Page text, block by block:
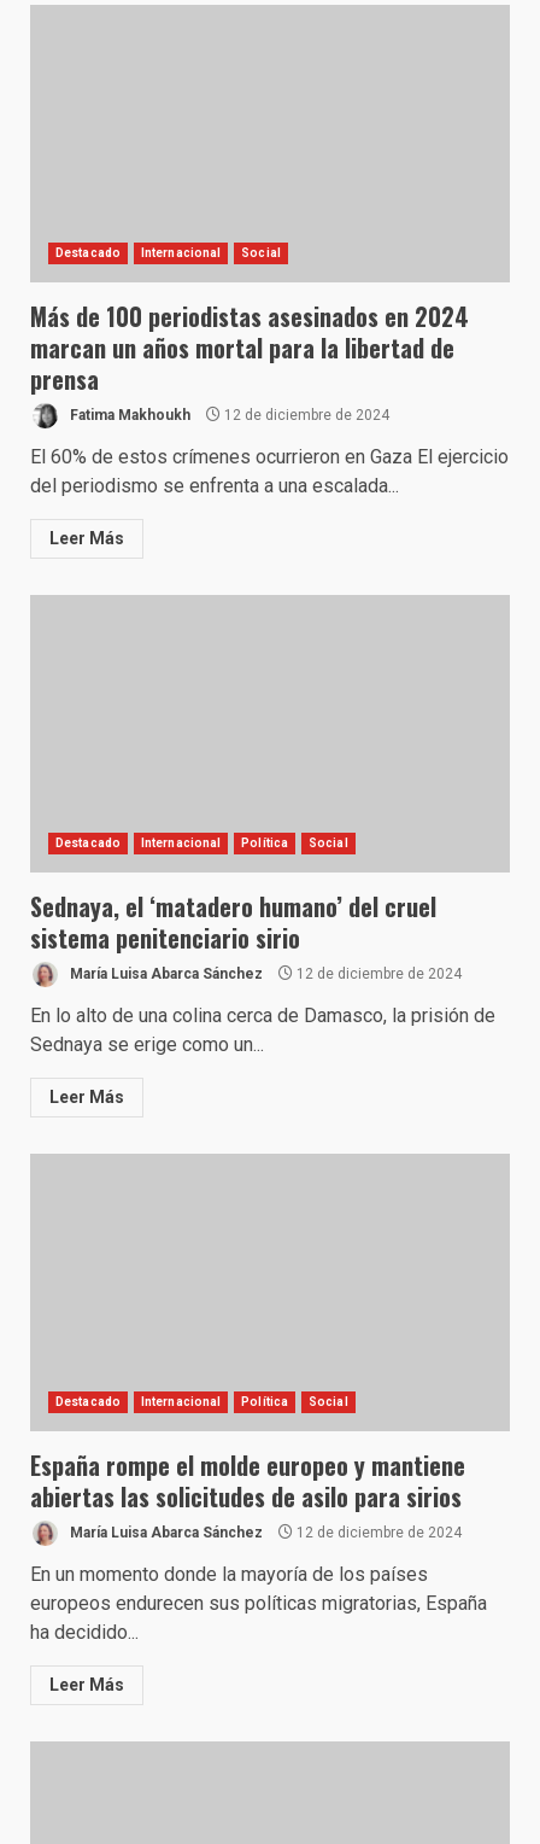
Destacado Internacional Social
Más de 100 periodistas asesinados en 2024
marcan un años mortal para la libertad de
prensa
Fatima Makhoukh 12 de diciembre de 2024
El 60% de estos crímenes ocurrieron en Gaza El ejercicio
del periodismo se enfrenta a una escalada...
Leer Más
Destacado Internacional Política Social
Sednaya, el ‘matadero humano’ del cruel
sistema penitenciario sirio
María Luisa Abarca Sánchez 12 de diciembre de 2024
En lo alto de una colina cerca de Damasco, la prisión de
Sednaya se erige como un...
Leer Más
Destacado Internacional Política Social
España rompe el molde europeo y mantiene
abiertas las solicitudes de asilo para sirios
María Luisa Abarca Sánchez 12 de diciembre de 2024
En un momento donde la mayoría de los países
europeos endurecen sus políticas migratorias, España
ha decidido...
Leer Más